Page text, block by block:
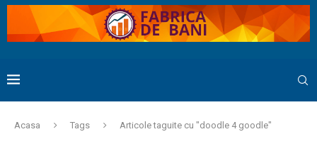
Acasa Tags Articole taguite cu "doodle 4 goodle"